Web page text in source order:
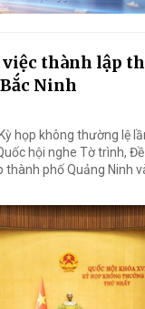
thành lập
Ninh
họp không thường lệ
hội nghe Tờ trình,
phố Quảng Ninh